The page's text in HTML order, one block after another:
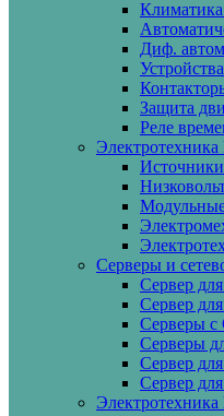
Диф.
Защита
Реле
Электротехника
Серверы и
Сервер
Сервер
Серверы с
Серверы
Сервер
Сервер